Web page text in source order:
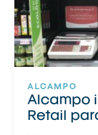
ALCAMPO
Alcampo
Retail